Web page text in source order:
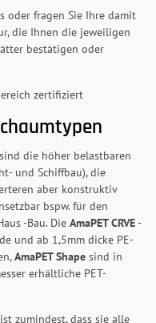
oder fragen Sie Ihre damit
die Ihnen die jeweiligen
bestätigen oder
zertifiziert
die höher belastbaren
und Schiffbau), die
aber konstruktiv
bspw. für den
-Bau. Die AmaPET CRVE-
und ab 1,5mm dicke PE-
AmaPET Shape sind in
erhältliche PET-
zumindest, dass sie alle